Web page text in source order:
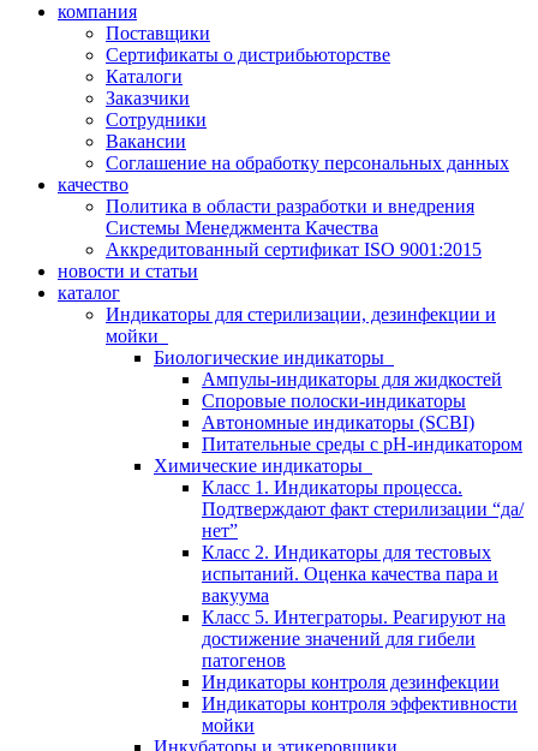
компания
Поставщики
Сертификаты о дистрибьюторстве
Каталоги
Заказчики
Сотрудники
Вакансии
Соглашение на обработку персональных данных
качество
Политика в области разработки и внедрения
Системы Менеджмента Качества
Аккредитованный сертификат ISO 9001:2015
новости и статьи
каталог
Индикаторы для стерилизации, дезинфекции и
мойки
Биологические индикаторы
Ампулы-индикаторы для жидкостей
Споровые полоски-индикаторы
Автономные индикаторы (SCBI)
Питательные среды с рН-индикатором
Химические индикаторы
Класс 1. Индикаторы процесса.
Подтверждают факт стерилизации “да/
нет”
Класс 2. Индикаторы для тестовых
испытаний. Оценка качества пара и
вакуума
Класс 5. Интеграторы. Реагируют на
достижение значений для гибели
патогенов
Индикаторы контроля дезинфекции
Индикаторы контроля эффективности
мойки